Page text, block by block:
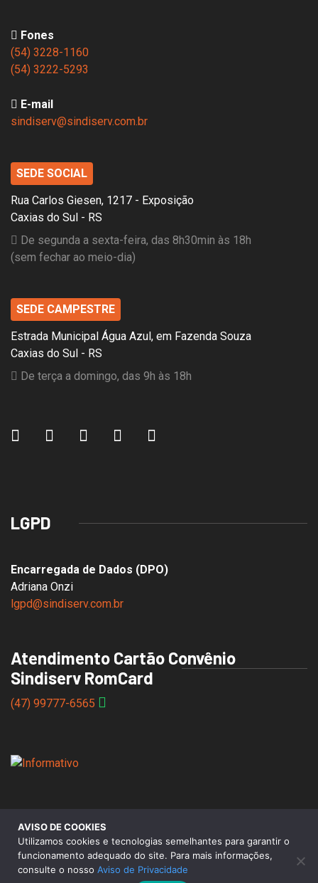
Fones
(54) 3228-1160
(54) 3222-5293
E-mail
sindiserv@sindiserv.com.br
SEDE SOCIAL
Rua Carlos Giesen, 1217 - Exposição
Caxias do Sul - RS
De segunda a sexta-feira, das 8h30min às 18h
(sem fechar ao meio-dia)
SEDE CAMPESTRE
Estrada Municipal Água Azul, em Fazenda Souza
Caxias do Sul - RS
De terça a domingo, das 9h às 18h
LGPD
Encarregada de Dados (DPO)
Adriana Onzi
lgpd@sindiserv.com.br
Atendimento Cartão Convênio
Sindiserv RomCard
(47) 99777-6565
© 2026 Sindicato dos Servidores Municipais de Caxias do
Sul |
Aviso de Privacidade
AVISO DE COOKIES
Utilizamos cookies e tecnologias semelhantes para garantir o
funcionamento adequado do site. Para mais informações,
consulte o nosso Aviso de Privacidade